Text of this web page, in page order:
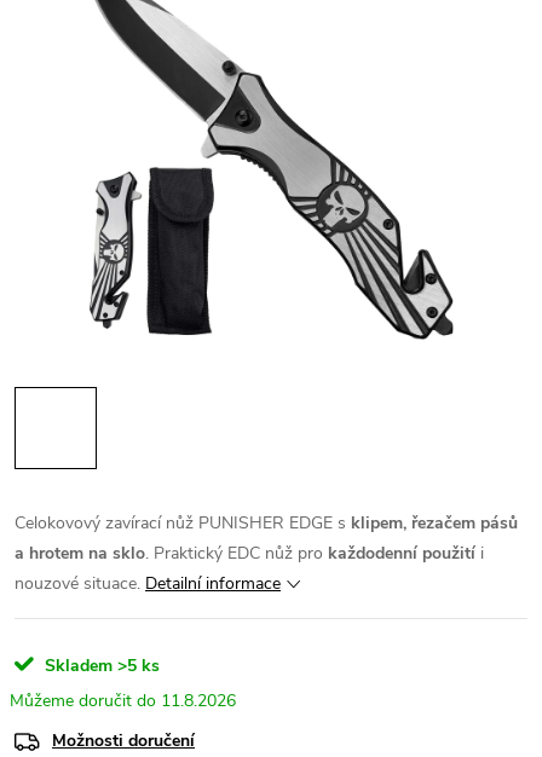
Celokovový zavírací nůž PUNISHER EDGE s klipem, řezačem pásů
a hrotem na sklo. Praktický EDC nůž pro každodenní použití i
nouzové situace. Detailní informace
Skladem >5 ks
11.8.2026
Možnosti doručení